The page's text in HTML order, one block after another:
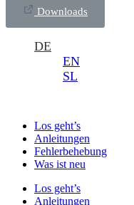
Downloads
DE
EN
SL
Los geht’s
Anleitungen
Fehlerbehebung
Was ist neu
Los geht’s
Anleitungen